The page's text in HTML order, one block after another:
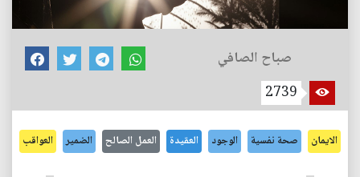
صباح الصافي
2739
الايمان صحة نفسية الوجود العقيدة العمل الصالح الضمير العواقب